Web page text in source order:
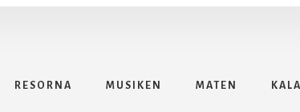
RESORNA MUSIKEN MATEN